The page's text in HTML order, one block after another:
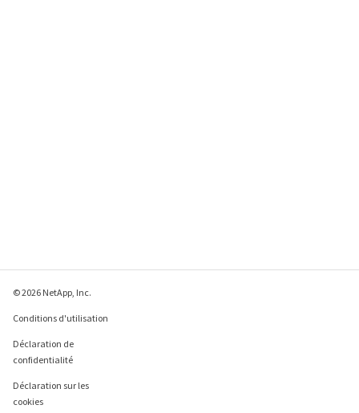
© 2026 NetApp, Inc.
Conditions d'utilisation
Déclaration de
confidentialité
Déclaration sur les
cookies